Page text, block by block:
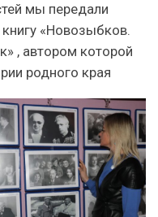
мы передали
«Новозыбков.
, автором которой
родного края